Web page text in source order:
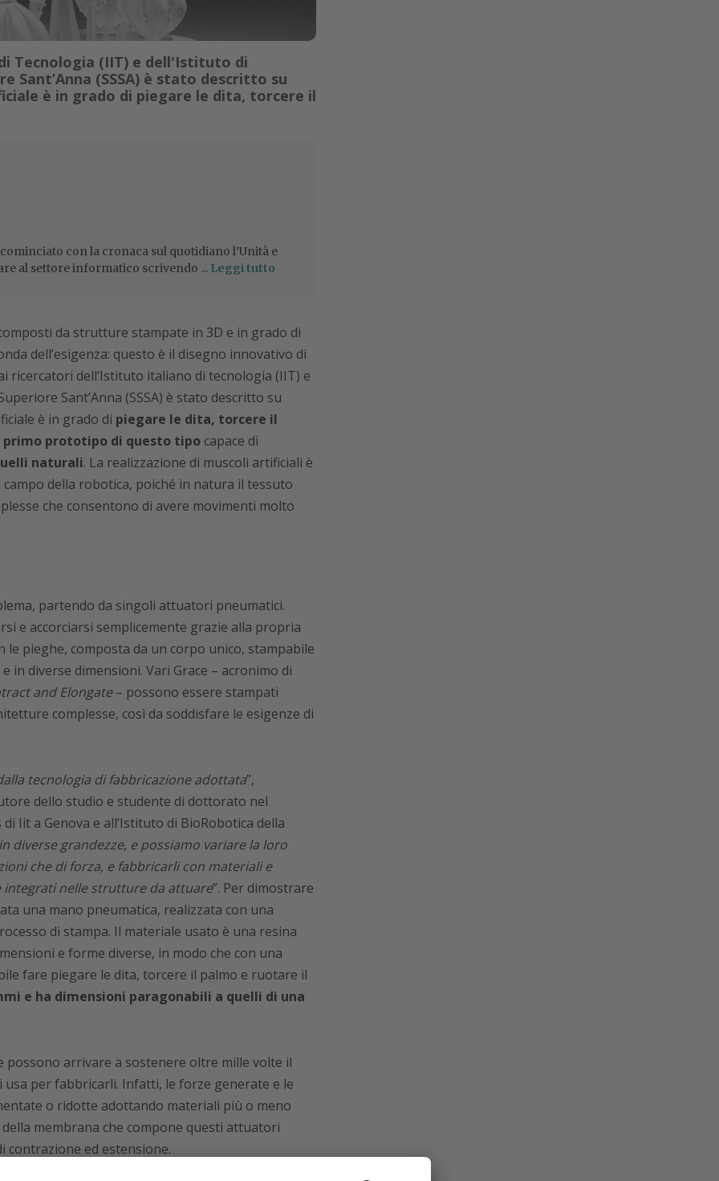
Tecnologia (IIT) e dell'Istituto di
Sant’Anna (SSSA) è stato descritto su
è in grado di piegare le dita, torcere il
con la cronaca sul quotidiano l’Unità e
al settore informatico scrivendo ... Leggi tutto
da strutture stampate in 3D e in grado di
dell’esigenza: questo è il disegno innovativo di
ricercatori dell’Istituto italiano di tecnologia (IIT) e
Sant’Anna (SSSA) è stato descritto su
è in grado di piegare le dita, torcere il
prototipo di questo tipocapace di
naturali. La realizzazione di muscoli artificiali è
della robotica, poiché in natura il tessuto
che consentono di avere movimenti molto
partendo da singoli attuatori pneumatici.
e accorciarsi semplicemente grazie alla propria
pieghe, composta da un corpo unico, stampabile
in diverse dimensioni. Vari Grace – acronimo di
and Elongate– possono essere stampati
complesse, così da soddisfare le esigenze di
tecnologia di fabbricazione adottata”,
dello studio e studente di dottorato nel
Iit a Genova e all’Istituto di BioRobotica della
diverse grandezze, e possiamo variare la loro
che di forza, e fabbricarli con materiali e
integrati nelle strutture da attuare”. Per dimostrare
una mano pneumatica, realizzata con una
di stampa. Il materiale usato è una resina
e forme diverse, in modo che con una
fare piegare le dita, torcere il palmo e ruotare il
e ha dimensioni paragonabili a quelli di una
arrivare a sostenere oltre mille volte il
usa per fabbricarli. Infatti, le forze generate e le
o ridotte adottando materiali più o meno
membrana che compone questi attuatori
contrazione ed estensione.
dell’IIT